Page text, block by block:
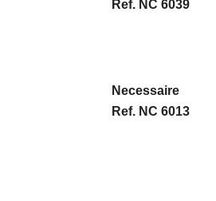
Ref. NC 6039
Necessaire
Ref. NC 6013